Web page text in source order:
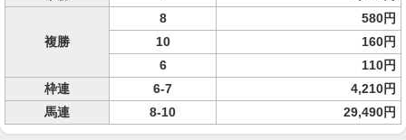
複勝
8
580円
10
160円
6
110円
枠連
6-7
4,210円
馬連
8-10 29,490円